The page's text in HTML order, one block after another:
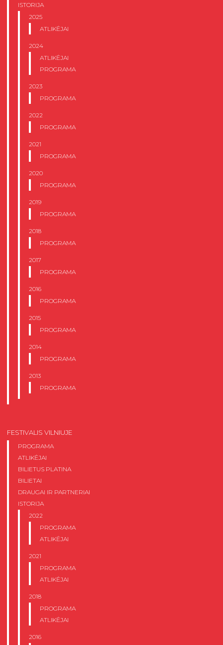
ISTORIJA
2025
ATLIKĖJAI
2024
ATLIKĖJAI
PROGRAMA
2023
PROGRAMA
2022
PROGRAMA
2021
PROGRAMA
2020
PROGRAMA
2019
PROGRAMA
2018
PROGRAMA
2017
PROGRAMA
2016
PROGRAMA
2015
PROGRAMA
2014
PROGRAMA
2013
PROGRAMA
FESTIVALIS VILNIUJE
PROGRAMA
ATLIKĖJAI
BILIETUS PLATINA
BILIETAI
DRAUGAI IR PARTNERIAI
ISTORIJA
2022
PROGRAMA
ATLIKĖJAI
2021
PROGRAMA
ATLIKĖJAI
2018
PROGRAMA
ATLIKĖJAI
2016